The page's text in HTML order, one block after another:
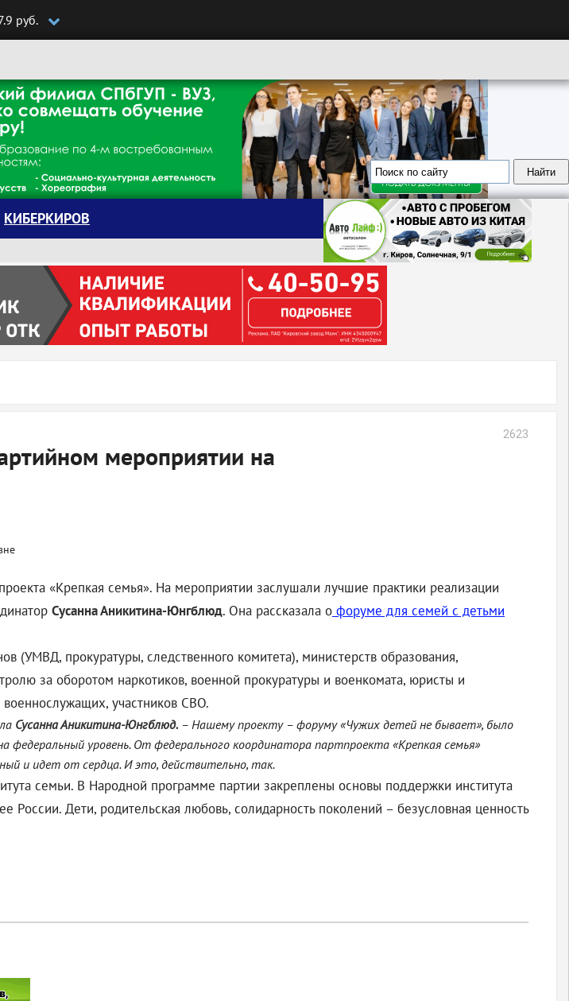
руб.
КИБЕРКИРОВ
2623
мероприятии на
«Крепкая семья». На мероприятии заслушали лучшие практики реализации
Сусанна Аникитина-Юнгблюд. Она рассказала о форуме для семей с детьми
(УМВД, прокуратуры, следственного комитета), министерств образования,
за оборотом наркотиков, военной прокуратуры и военкомата, юристы и
участников СВО.
Сусанна Аникитина-Юнгблюд. – Нашему проекту – форуму «Чужих детей не бывает», было
уровень. От федерального координатора партпроекта «Крепкая семья»
и идет от сердца. И это, действительно, так.
семьи. В Народной программе партии закреплены основы поддержки института
Дети, родительская любовь, солидарность поколений – безусловная ценность